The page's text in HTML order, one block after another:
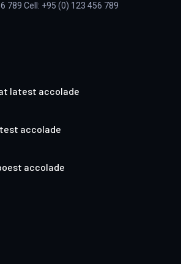
789 Cell: +95 (0) 123 456 789
latest accolade
accolade
accolade